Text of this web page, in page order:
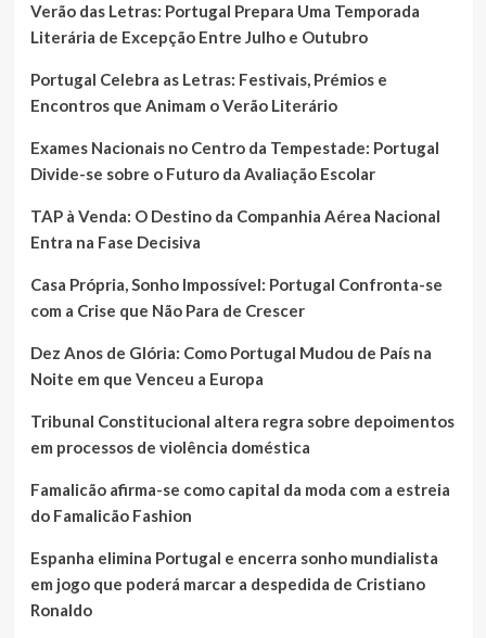
Verão das Letras: Portugal Prepara Uma Temporada
Literária de Excepção Entre Julho e Outubro
Portugal Celebra as Letras: Festivais, Prémios e
Encontros que Animam o Verão Literário
Exames Nacionais no Centro da Tempestade: Portugal
Divide-se sobre o Futuro da Avaliação Escolar
TAP à Venda: O Destino da Companhia Aérea Nacional
Entra na Fase Decisiva
Casa Própria, Sonho Impossível: Portugal Confronta-se
com a Crise que Não Para de Crescer
Dez Anos de Glória: Como Portugal Mudou de País na
Noite em que Venceu a Europa
Tribunal Constitucional altera regra sobre depoimentos
em processos de violência doméstica
Famalicão afirma-se como capital da moda com a estreia
do Famalicão Fashion
Espanha elimina Portugal e encerra sonho mundialista
em jogo que poderá marcar a despedida de Cristiano
Ronaldo